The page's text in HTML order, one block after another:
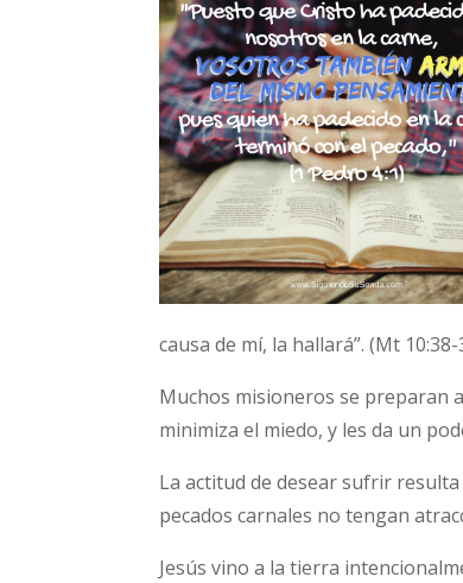
causa de mí, la hallará”. (Mt 10:38-
Muchos misioneros se preparan
minimiza el miedo, y les da un
La actitud de desear sufrir
pecados carnales no tengan
Jesús vino a la tierra